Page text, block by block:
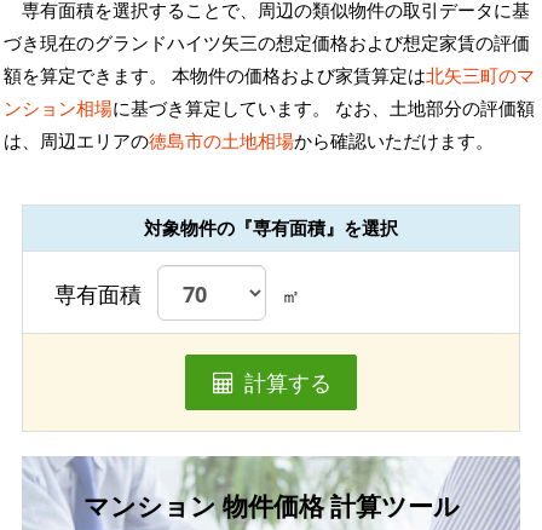
専有面積を選択することで、周辺の類似物件の取引データに基
づき現在のグランドハイツ矢三の想定価格および想定家賃の評価
額を算定できます。 本物件の価格および家賃算定は北矢三町のマ
ンション相場に基づき算定しています。 なお、土地部分の評価額
は、周辺エリアの徳島市の土地相場から確認いただけます。
対象物件の『専有面積』を選択
専有面積 ㎡
計算する
マンション 物件価格 計算ツール